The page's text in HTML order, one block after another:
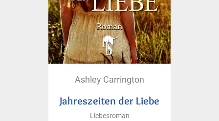
Ashley Carrington
Jahreszeiten der Liebe
Liebesroman